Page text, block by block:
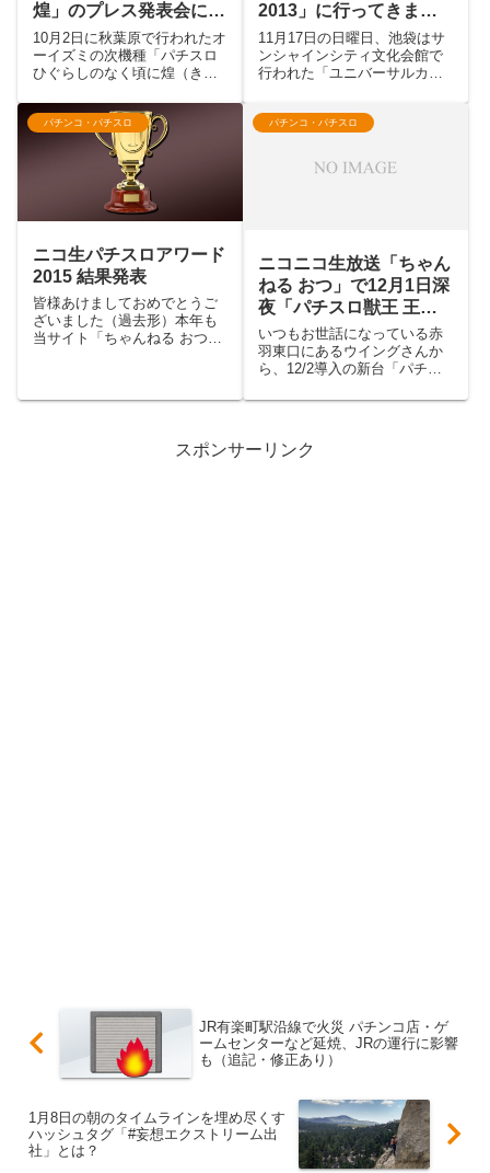
煌」のプレス発表会に行
ってきました
10月2日に秋葉原で行われたオ
ーイズミの次機種「パチスロ
ひぐらしのなく頃に煌（き
てきました。仕事で、です
よ。発表会の後には試打も行
ってきました。あまり長時間
打てなかったことと、試打の
段階では細かい仕様について
2013」に行ってきまし
た！
11月17日の日曜日、池袋はサ
ンシャインシティ文化会館で
行われた「ユニバーサルカー
た！当日はなんでも4000名近
が、座れるスペースがかなり
広く確保されていた...
パチンコ・パチスロ
ニコ生パチスロアワード
2015 結果発表
皆様あけましておめでとうご
ざいました（過去形）本年も
当サイト「ちゃんねる おつ」
チスロアワード2015」、...
パチンコ・パチスロ
ニコニコ生放送「ちゃん
ねる おつ」で12月1日深
夜「パチスロ獣王 王者
の帰還」を配信します
いつもお世話になっている赤
羽東口にあるウイングさんか
ら、12/2導入の新台「パチス
ます。今回は今のところゲス
配信になるかもしれません。
配信時間は0:30からの3:00ま
スポンサーリンク
JR有楽町駅沿線で火災 パチンコ店・ゲ
ームセンターなど延焼、JRの運行に影響
も（追記・修正あり）
1月8日の朝のタイムラインを埋め尽くす
ハッシュタグ「#妄想エクストリーム出
社」とは？